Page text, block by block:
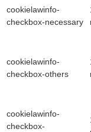
cookielawinfo-
checkbox-necessary
cookielawinfo-
checkbox-others
cookielawinfo-
checkbox-